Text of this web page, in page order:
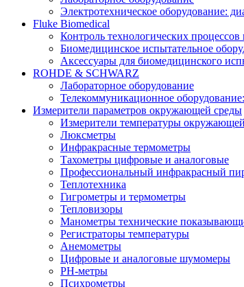
Электротехническое оборудование:
Fluke Biomedical
Контроль технологических
Биомедицинское испытательное
Аксессуары для биомедицинского
ROHDE & SCHWARZ
Лабораторное оборудование
Телекоммуникационное
Измерители параметров окружающей среды
Измерители температуры
Люксметры
Инфракрасные термометры
Тахометры цифровые и аналоговые
Профессиональный инфракрасный
Теплотехника
Гигрометры и термометры
Тепловизоры
Манометры технические
Регистраторы температуры
Анемометры
Цифровые и аналоговые шумомеры
PH-метры
Психрометры